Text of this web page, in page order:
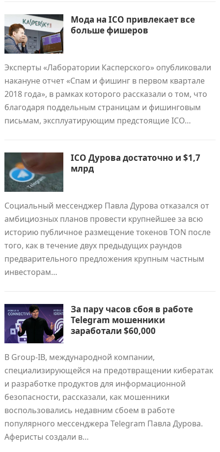
Мода на ICO привлекает все
больше фишеров
Эксперты «Лаборатории Касперского» опубликовали
накануне отчет «Спам и фишинг в первом квартале
2018 года», в рамках которого рассказали о том, что
благодаря поддельным страницам и фишинговым
письмам, эксплуатирующим предстоящие ICO…
ICO Дурова достаточно и $1,7
млрд
Социальный мессенджер Павла Дурова отказался от
амбициозных планов провести крупнейшее за всю
историю публичное размещение токенов TON после
того, как в течение двух предыдущих раундов
предварительного предложения крупным частным
инвесторам…
За пару часов сбоя в работе
Telegram мошенники
заработали $60,000
В Group-IB, международной компании,
специализирующейся на предотвращении кибератак
и разработке продуктов для информационной
безопасности, рассказали, как мошенники
воспользовались недавним сбоем в работе
популярного мессенджера Telegram Павла Дурова.
Аферисты создали в…